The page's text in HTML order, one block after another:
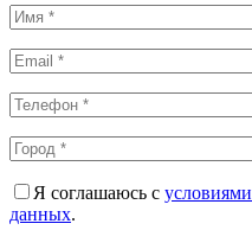
Я соглашаюсь с
данных.